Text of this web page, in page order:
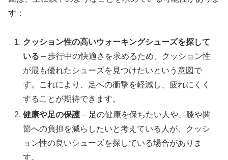
す：
クッション性の高いウォーキングシューズを探して
いる – 歩行中の快適さを求めるため、クッション性
が最も優れたシューズを見つけたいという意図で
す。これにより、足への衝撃を軽減し、疲れにくく
することが期待できます。
健康や足の保護 – 足の健康を保ちたい人や、膝や関
節への負担を減らしたいと考えている人が、クッシ
ョン性の良いシューズを探している場合がありま
す。